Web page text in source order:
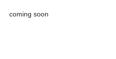
coming soon